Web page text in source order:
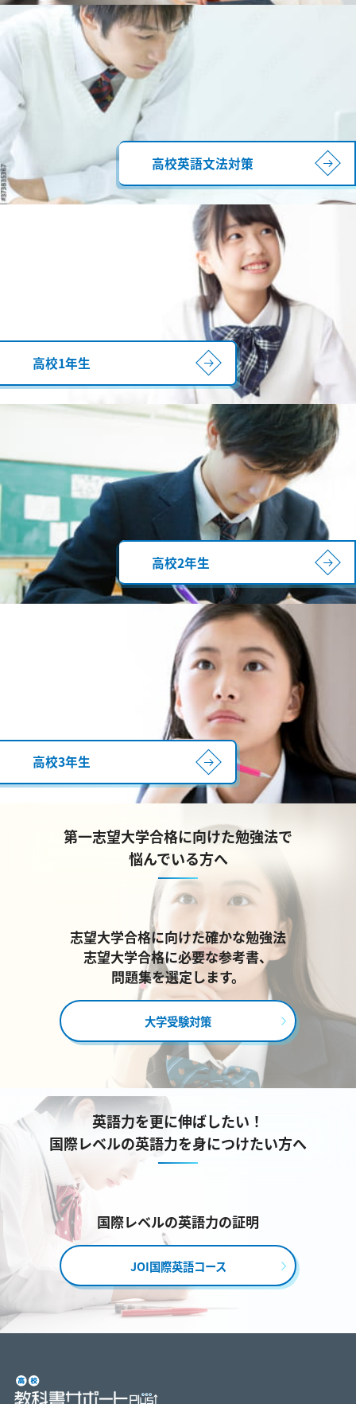
高校英語文法対策
高校1年生
高校2年生
高校3年生
第一志望大学合格に向けた勉強法で
悩んでいる方へ
志望大学合格に向けた確かな勉強法
志望大学合格に必要な参考書、
問題集を選定します。
大学受験対策
英語力を更に伸ばしたい！
国際レベルの英語力を身につけたい方へ
国際レベルの英語力の証明
JOI国際英語コース